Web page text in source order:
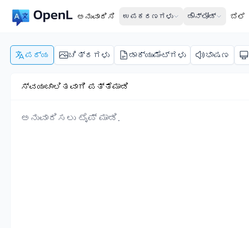
ಅನುವಾದಿಸಿ ಉಪಕರಣಗಳು ಡೌನ್‌ಲೋಡ್ ಬೆಲೆ
ಪಠ್ಯ ಚಿತ್ರಗಳು ಡಾಕ್ಯುಮೆಂಟ್‌ಗಳು ಭಾಷಣ
ಸ್ವಯಂಚಾಲಿತವಾಗಿ ಪತ್ತೆಮಾಡಿ